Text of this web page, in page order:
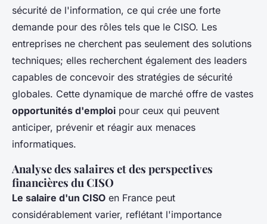
sécurité de l'information, ce qui crée une forte
demande pour des rôles tels que le CISO. Les
entreprises ne cherchent pas seulement des solutions
techniques; elles recherchent également des leaders
capables de concevoir des stratégies de sécurité
globales. Cette dynamique de marché offre de vastes
opportunités d'emploi pour ceux qui peuvent
anticiper, prévenir et réagir aux menaces
informatiques.
Analyse des salaires et des perspectives
financières du CISO
Le salaire d'un CISO en France peut
considérablement varier, reflétant l'importance